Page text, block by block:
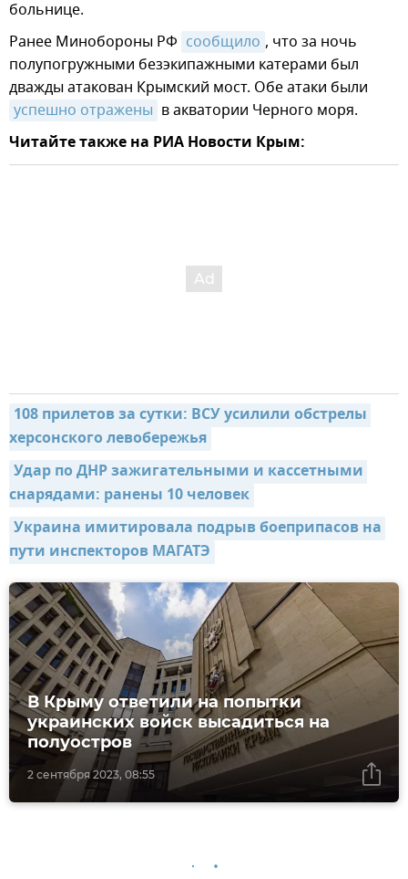
больнице.
Ранее Минобороны РФ сообщило , что за ночь
полупогружными безэкипажными катерами был
дважды атакован Крымский мост. Обе атаки были
успешно отражены в акватории Черного моря.
Читайте также на РИА Новости Крым:
108 прилетов за сутки: ВСУ усилили обстрелы
херсонского левобережья
Удар по ДНР зажигательными и кассетными
снарядами: ранены 10 человек
Украина имитировала подрыв боеприпасов на
пути инспекторов МАГАТЭ
2 сентября 2023, 08:55
В Крыму ответили на попытки
украинских войск высадиться на
полуостров